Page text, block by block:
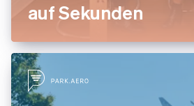
auf Sekunden